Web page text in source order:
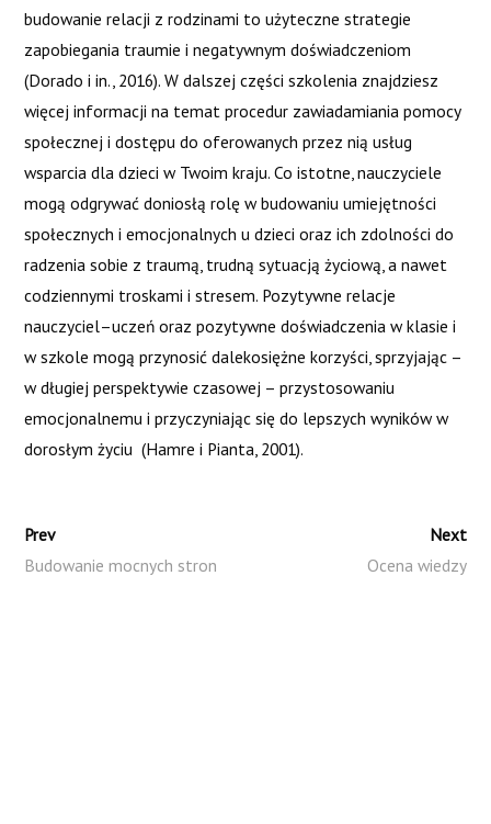
budowanie relacji z rodzinami to użyteczne strategie
zapobiegania traumie i negatywnym doświadczeniom
(Dorado i in., 2016). W dalszej części szkolenia znajdziesz
więcej informacji na temat procedur zawiadamiania pomocy
społecznej i dostępu do oferowanych przez nią usług
wsparcia dla dzieci w Twoim kraju. Co istotne, nauczyciele
mogą odgrywać doniosłą rolę w budowaniu umiejętności
społecznych i emocjonalnych u dzieci oraz ich zdolności do
radzenia sobie z traumą, trudną sytuacją życiową, a nawet
codziennymi troskami i stresem. Pozytywne relacje
nauczyciel–uczeń oraz pozytywne doświadczenia w klasie i
w szkole mogą przynosić dalekosiężne korzyści, sprzyjając –
w długiej perspektywie czasowej – przystosowaniu
emocjonalnemu i przyczyniając się do lepszych wyników w
dorosłym życiu (Hamre i Pianta, 2001).
Prev
Budowanie mocnych stron
Next
Ocena wiedzy
This project has been funded with support from the
European Commission under the Erasmus+ Programme. This
publication [communication] reflects
the views only of the author, and the Commission cannot be